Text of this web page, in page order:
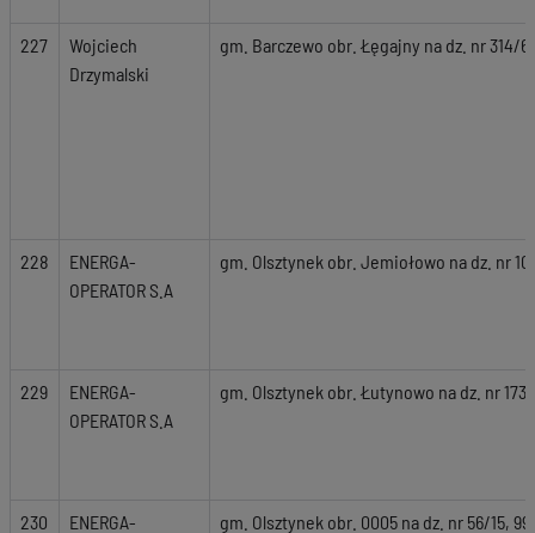
227
Wojciech
Drzymalski
gm. Barczewo obr. Łęgajny na dz. nr 314/6
228
ENERGA-
OPERATOR S.A
gm. Olsztynek obr. Jemiołowo na dz. nr
229
ENERGA-
OPERATOR S.A
gm. Olsztynek obr. Łutynowo na dz. nr 173,
230
ENERGA-
gm. Olsztynek obr. 0005 na dz. nr 56/15, 99